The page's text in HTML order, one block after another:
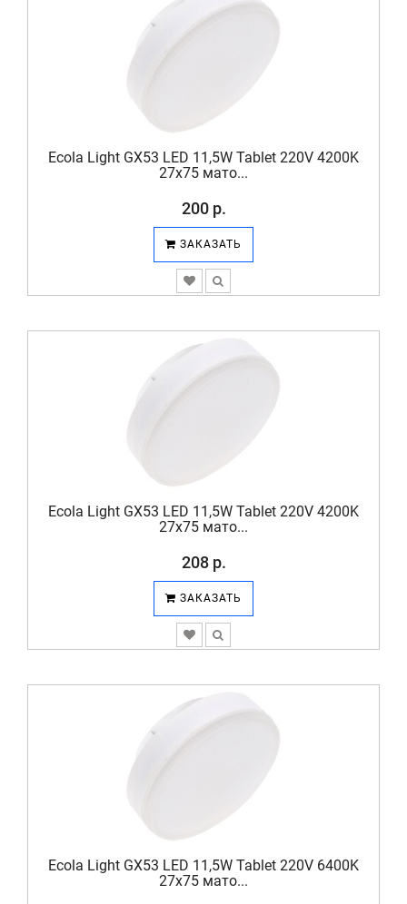
Ecola Light GX53 LED 11,5W Tablet 220V 4200K
27x75 мато...
200 р.
ЗАКАЗАТЬ
Ecola Light GX53 LED 11,5W Tablet 220V 4200K
27x75 мато...
208 р.
ЗАКАЗАТЬ
Ecola Light GX53 LED 11,5W Tablet 220V 6400K
27x75 мато...